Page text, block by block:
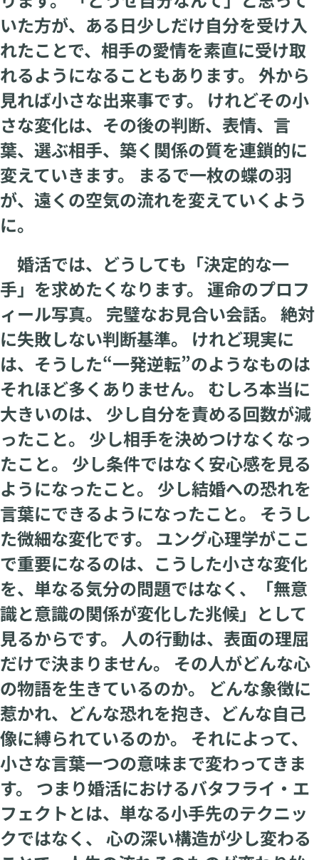
いた方が、ある日少しだけ自分を受け入
れたことで、相手の愛情を素直に受け取
れるようになることもあります。 外から
見れば小さな出来事です。 けれどその小
さな変化は、その後の判断、表情、言
葉、選ぶ相手、築く関係の質を連鎖的に
変えていきます。 まるで一枚の蝶の羽
が、遠くの空気の流れを変えていくよう
に。
婚活では、どうしても「決定的な一
手」を求めたくなります。 運命のプロフ
ィール写真。 完璧なお見合い会話。 絶対
に失敗しない判断基準。 けれど現実に
は、そうした“一発逆転”のようなものは
それほど多くありません。 むしろ本当に
大きいのは、 少し自分を責める回数が減
ったこと。 少し相手を決めつけなくなっ
たこと。 少し条件ではなく安心感を見る
ようになったこと。 少し結婚への恐れを
言葉にできるようになったこと。 そうし
た微細な変化です。 ユング心理学がここ
で重要になるのは、こうした小さな変化
を、単なる気分の問題ではなく、「無意
識と意識の関係が変化した兆候」として
見るからです。 人の行動は、表面の理屈
だけで決まりません。 その人がどんな心
の物語を生きているのか。 どんな象徴に
惹かれ、どんな恐れを抱き、どんな自己
像に縛られているのか。 それによって、
小さな言葉一つの意味まで変わってきま
す。 つまり婚活におけるバタフライ・エ
フェクトとは、単なる小手先のテクニッ
クではなく、 心の深い構造が少し変わる